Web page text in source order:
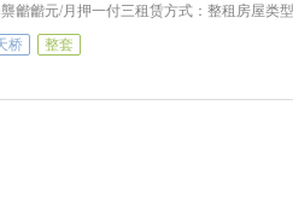
龤龤元/月押一付三租赁方式：整租房屋类
桥
整套